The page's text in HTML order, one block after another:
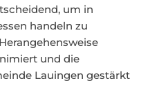
um in
handeln zu
und die
Lauingen gestärkt